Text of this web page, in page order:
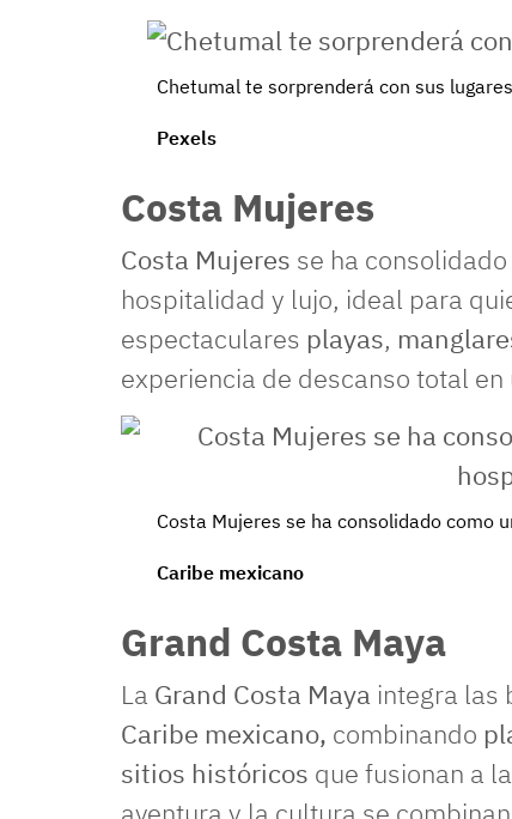
Chetumal te sorprenderá con sus
Pexels
Costa Mujeres
Costa Mujeres se ha
hospitalidad y lujo, ideal para
espectaculares playas,
experiencia de descanso total
Costa Mujeres se ha consolidado como
Caribe mexicano
Grand Costa Maya
La Grand Costa Maya integra las
Caribe mexicano, combinando
sitios históricos que fusionan a